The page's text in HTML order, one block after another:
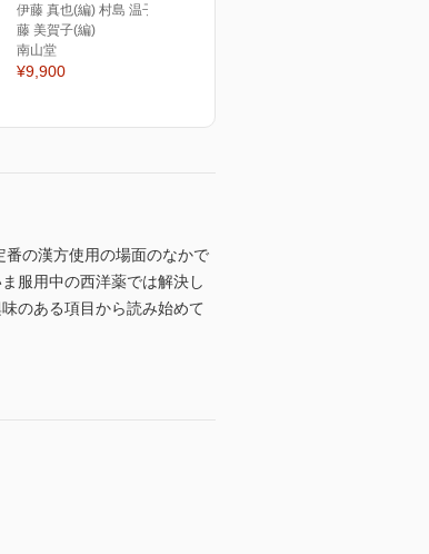
伊藤 真也(編) 村島 温子(編) 後
藤 美賀子(編)
南山堂
¥9,900
の漢方使用の場面のなかで
服用中の西洋薬では解決し
のある項目から読み始めて